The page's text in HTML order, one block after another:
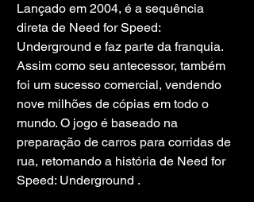
Lançado em 2004, é a sequência
direta de Need for Speed:
Underground e faz parte da franquia.
Assim como seu antecessor, também
foi um sucesso comercial, vendendo
nove milhões de cópias em todo o
mundo. O jogo é baseado na
preparação de carros para corridas de
rua, retomando a história de Need for
Speed: Underground .